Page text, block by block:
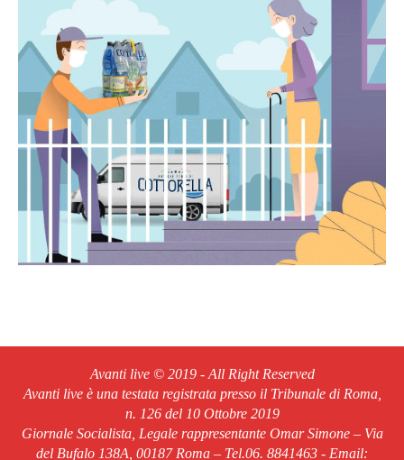
Avanti live © 2019 - All Right Reserved
Avanti live è una testata registrata presso il Tribunale di Roma,
n. 126 del 10 Ottobre 2019
Giornale Socialista, Legale rappresentante Omar Simone – Via
del Bufalo 138A, 00187 Roma – Tel.06. 8841463 - Email: